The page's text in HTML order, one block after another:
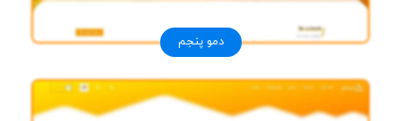
دمو پنجم